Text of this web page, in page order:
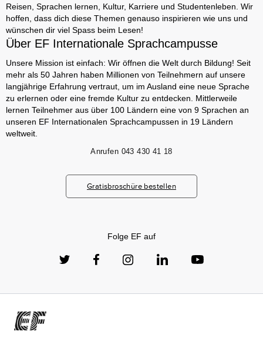
Reisen, Sprachen lernen, Kultur, Karriere und Studentenleben. Wir
hoffen, dass dich diese Themen genauso inspirieren wie uns und
wünschen dir viel Spass beim Lesen!
Über EF Internationale Sprachcampusse
Unsere Mission ist einfach: Wir öffnen die Welt durch Bildung! Seit
mehr als 50 Jahren haben Millionen von Teilnehmern auf unsere
langjährige Erfahrung vertraut, um im Ausland eine neue Sprache
zu erlernen oder eine fremde Kultur zu entdecken. Mittlerweile
lernen Teilnehmer aus über 100 Ländern eine von 9 Sprachen an
unseren EF Internationalen Sprachcampussen in 19 Ländern
weltweit.
Anrufen 043 430 41 18
Gratisbroschüre bestellen
Folge EF auf